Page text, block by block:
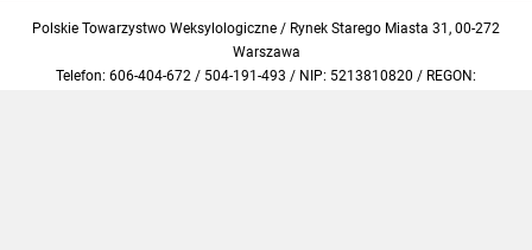
Polskie Towarzystwo Weksylologiczne / Rynek Starego Miasta 31, 00-272
Warszawa
Telefon: 606-404-672 / 504-191-493 / NIP: 5213810820 / REGON: